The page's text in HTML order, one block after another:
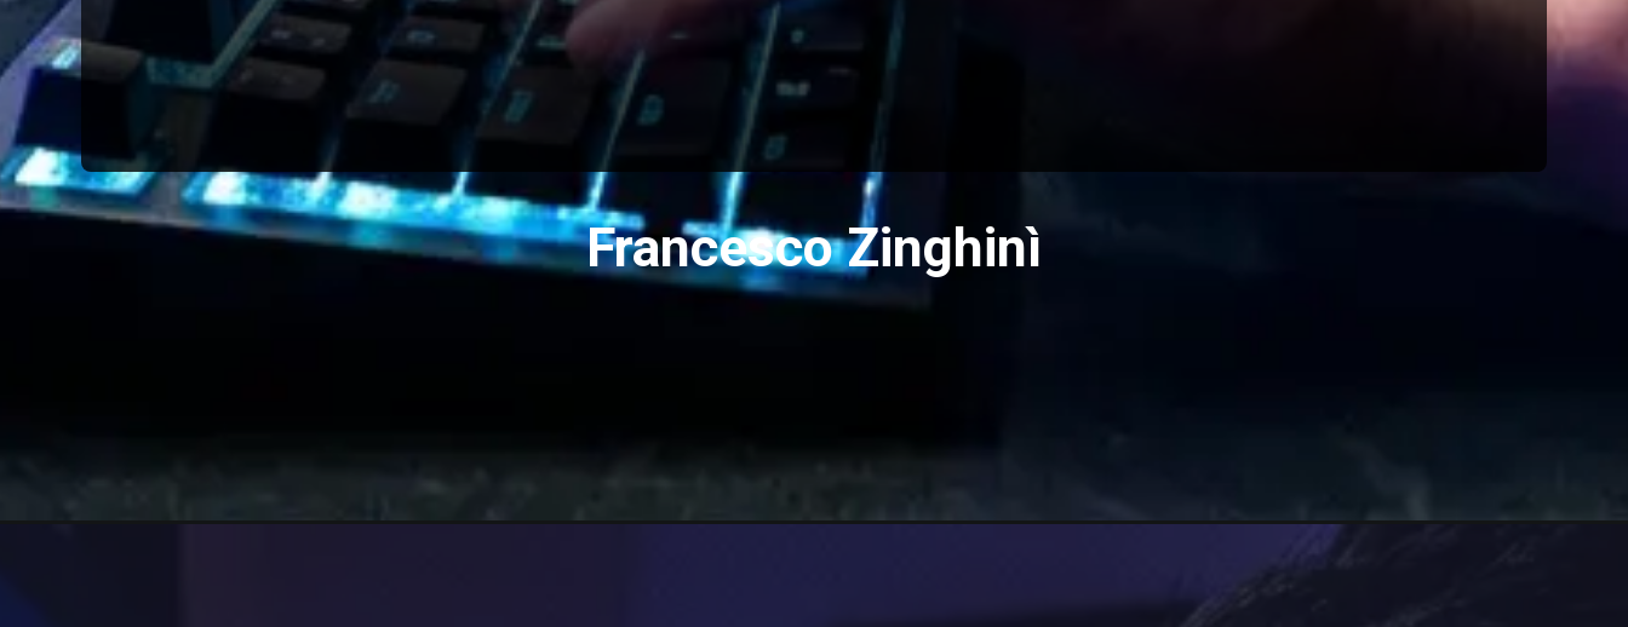
Francesco Zinghinì